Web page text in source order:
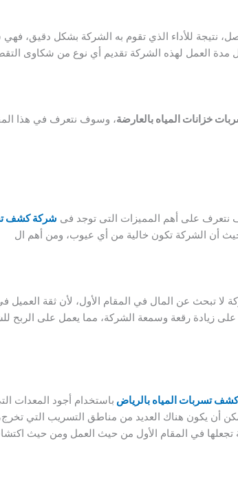
نتيجة للأداء الذي تقوم به الشركة بشكل دقيق، فهي
مدة العمل لهذه الشركة تقديم أي نوع من شكاوى
خزانات المياه بالعارضة، وسوف نتعرف في هذا
نتعرف على أهم المميزات التى توجد فى شركة كشف
أن الشركة تكون خالية من أي عيوب، ومن أهم ال
تبحث عن المال في المقام الأول، لأن ثقة العميل
زيادة رقعة وسمعة الشركة، مما يعمل على الربح
تسربات المياه بالرياض باستخدام أجود المعدات
أن يكون هناك العديد من مناطق التسريب التي
في المقام الأول من حيث العمل ومن حيث